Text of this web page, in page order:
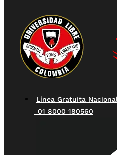
Línea Gratuita
01 8000 180560